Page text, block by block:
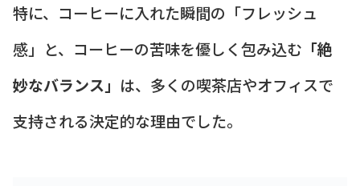
特に、コーヒーに入れた瞬間の「フレッシュ
感」と、コーヒーの苦味を優しく包み込む 「絶
妙なバランス」 は、多くの喫茶店やオフィスで
支持される決定的な理由でした。